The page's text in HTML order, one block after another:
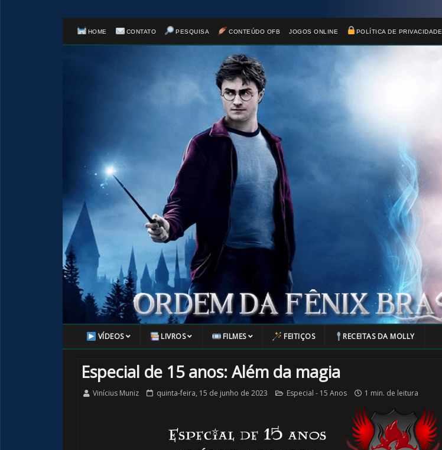
HOME CONTATO PESQUISA CONTEÚDO OFB JOGOS ONLINE POLÍTICA DE PRIVACIDADE
VÍDEOS LIVROS FILMES FEITIÇOS RECEITAS DA MOLLY
Especial de 15 anos: Além da magia
Vinícius Muniz quinta-feira, 15 de junho de 2023 Especial - 15 Anos 1 min. de leitura
🎂
🎈